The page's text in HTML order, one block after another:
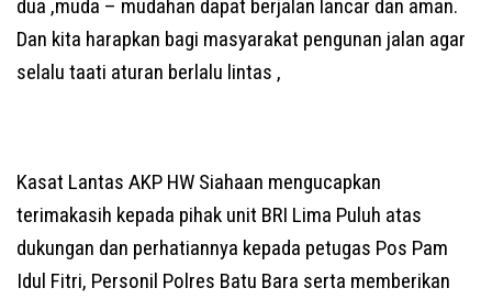
dua ,muda – mudahan dapat berjalan lancar dan aman.
Dan kita harapkan bagi masyarakat pengunan jalan agar
selalu taati aturan berlalu lintas ,
Kasat Lantas AKP HW Siahaan mengucapkan
terimakasih kepada pihak unit BRI Lima Puluh atas
dukungan dan perhatiannya kepada petugas Pos Pam
Idul Fitri, Personil Polres Batu Bara serta memberikan